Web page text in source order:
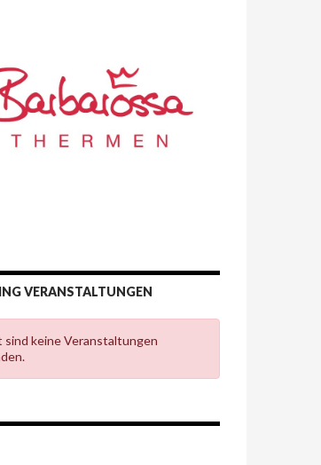
VERANSTALTUNGEN
sind keine Veranstaltungen